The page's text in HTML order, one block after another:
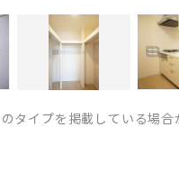
イプを掲載している場合